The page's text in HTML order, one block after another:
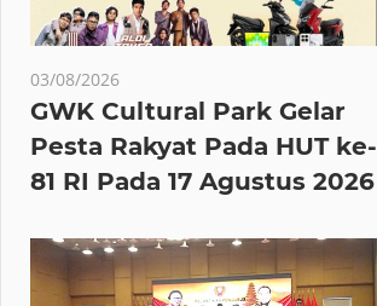
03/08/2026
GWK Cultural Park Gelar
Pesta Rakyat Pada HUT ke-
81 RI Pada 17 Agustus 2026